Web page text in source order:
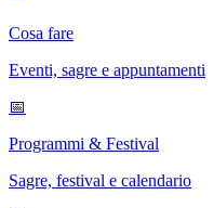
Cosa fare
Eventi, sagre e appuntamenti
📅
Programmi & Festival
Sagre, festival e calendario